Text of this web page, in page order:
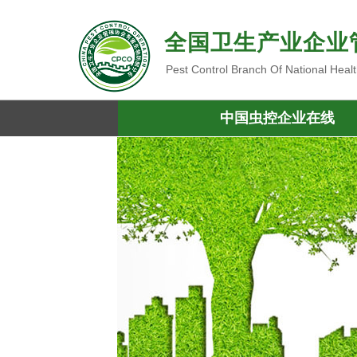
全国卫生产业企
Pest Control Branch Of National
中国虫控企业在线